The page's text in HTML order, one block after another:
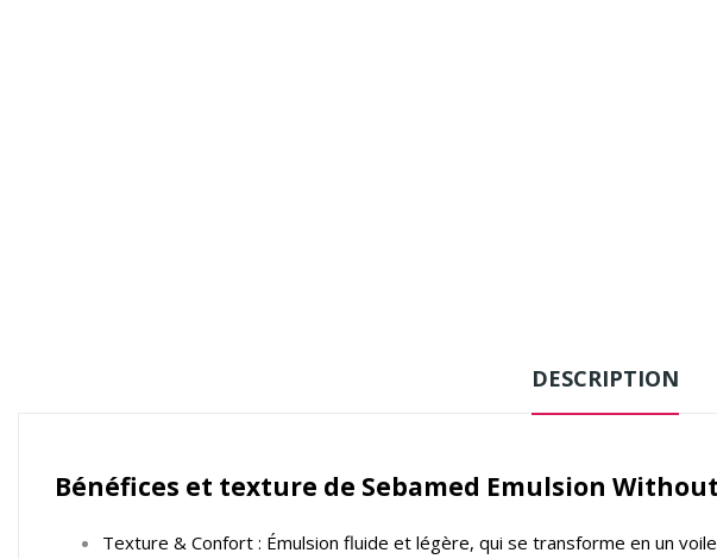
DESCRIPTION
Bénéfices et texture de Sebamed Emulsion Without
Texture & Confort : Émulsion fluide et légère, qui se transforme en un